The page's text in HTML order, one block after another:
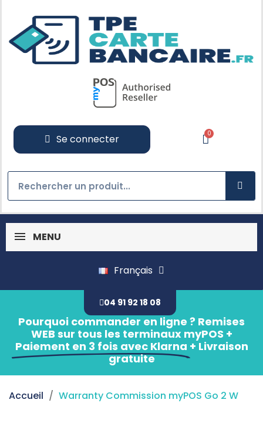
Se connecter
MENU
Français
04 91 92 18 08
Pourquoi commander en ligne ? Remises
WEB sur tous les terminaux myPOS +
Paiement en 3 fois avec Klarna + Livraison
gratuite
Accueil Warranty Commission myPOS Go 2 W